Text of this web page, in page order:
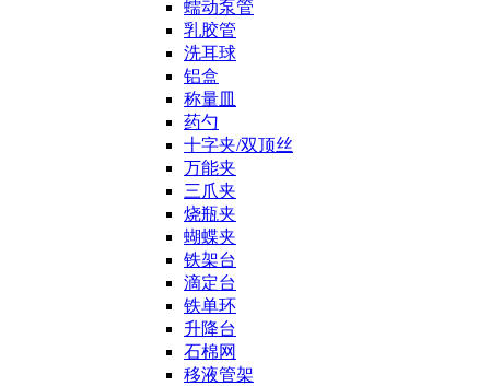
蠕动泵管
乳胶管
洗耳球
铝盒
称量皿
药勺
十字夹/双顶丝
万能夹
三爪夹
烧瓶夹
蝴蝶夹
铁架台
滴定台
铁单环
升降台
石棉网
移液管架